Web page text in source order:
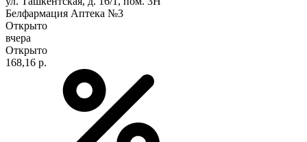
Белфармация Аптека №3
Открыто
вчера
Открыто
168,16 р.